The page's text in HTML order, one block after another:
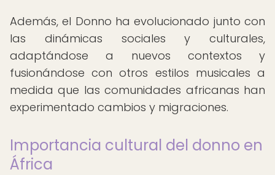
Además, el Donno ha evolucionado junto con
las dinámicas sociales y culturales,
adaptándose a nuevos contextos y
fusionándose con otros estilos musicales a
medida que las comunidades africanas han
experimentado cambios y migraciones.
Importancia cultural del donno en
África